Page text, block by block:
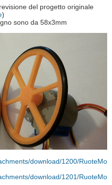
del progetto originale
)
sono da 58x3mm
download/1200/RuoteMo
download/1201/RuoteMo